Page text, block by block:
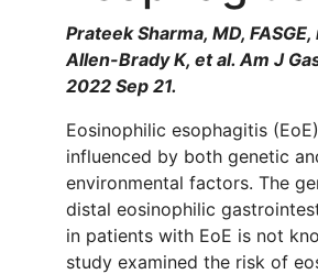
Prateek Sharma, MD,
Allen-Brady K, et al. Am J
2022 Sep 21.
Eosinophilic esophagitis
influenced by both genetic
environmental factors. The
distal eosinophilic
in patients with EoE is not
study examined the risk of